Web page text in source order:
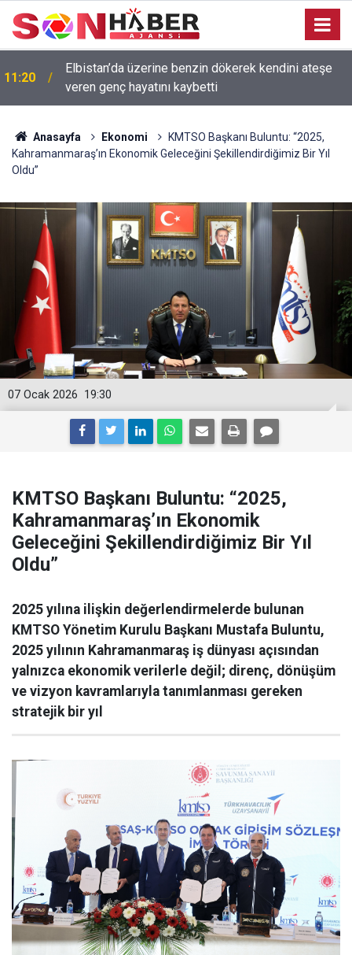
11:20
Elbistan’da üzerine benzin dökerek kendini ateşe
veren genç hayatını kaybetti
Anasayfa Ekonomi
KMTSO Başkanı Buluntu: “2025,
Kahramanmaraş’ın Ekonomik Geleceğini Şekillendirdiğimiz Bir Yıl
Oldu”
19:30
07 Ocak 2026
KMTSO Başkanı Buluntu: “2025,
Kahramanmaraş’ın Ekonomik
Geleceğini Şekillendirdiğimiz Bir Yıl
Oldu”
2025 yılına ilişkin değerlendirmelerde bulunan
KMTSO Yönetim Kurulu Başkanı Mustafa Buluntu,
2025 yılının Kahramanmaraş iş dünyası açısından
yalnızca ekonomik verilerle değil; direnç, dönüşüm
ve vizyon kavramlarıyla tanımlanması gereken
stratejik bir yıl